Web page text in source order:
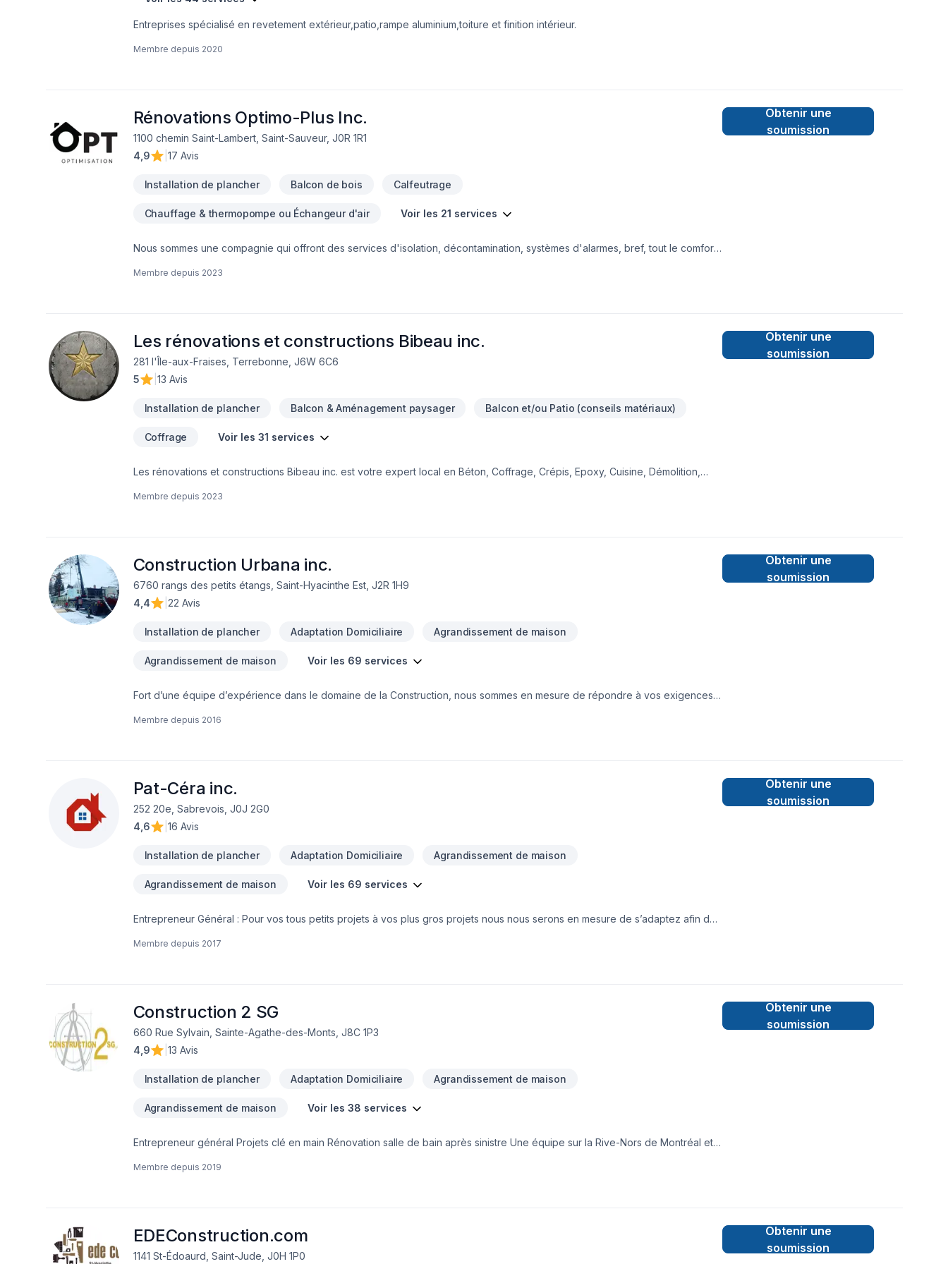
Entreprises spécialisé en revetement extérieur,patio,rampe aluminium,toiture et finition intérieur.
Membre depuis 2020
Rénovations Optimo-Plus Inc.
1100 chemin Saint-Lambert, Saint-Sauveur, J0R 1R1
4,9
17 Avis
Installation de plancher Balcon de bois Calfeutrage
Chauffage & thermopompe ou Échangeur d'air Voir les 21 services
Nous sommes une compagnie qui offront des services d'isolation, décontamination, systèmes d'alarmes, bref, tout le comfort
Membre depuis 2023
Obtenir une
soumission
Les rénovations et constructions Bibeau inc.
281 l'Île-aux-Fraises, Terrebonne, J6W 6C6
5
13 Avis
Installation de plancher Balcon & Aménagement paysager Balcon et/ou Patio (conseils matériaux)
Coffrage Voir les 31 services
Les rénovations et constructions Bibeau inc. est votre expert local en Béton, Coffrage, Crépis, Epoxy, Cuisine, Démolition,
Salle de bain, Sous-sol dans les secteurs de Centre du Québec,Lanaudière,Laurentides,Laval,Mauricie,Montérégie,Montréal,
Membre depuis 2023
Obtenir une
soumission
Construction Urbana inc.
6760 rangs des petits étangs, Saint-Hyacinthe Est, J2R 1H9
4,4
22 Avis
Installation de plancher Adaptation Domiciliaire Agrandissement de maison
Agrandissement de maison Voir les 69 services
Fort d’une équipe d’expérience dans le domaine de la Construction, nous sommes en mesure de répondre à vos exigences.
résidentiel ou commercial de manière efficace. Nous ajusterons notre horaire de travail à la vôtre, afinqu’une fois les heures
nos clients, afin de gagner et garder la confiance de ceux-ci.
Membre depuis 2016
Obtenir une
soumission
Pat-Céra inc.
252 20e, Sabrevois, J0J 2G0
4,6
16 Avis
Installation de plancher Adaptation Domiciliaire Agrandissement de maison
Agrandissement de maison Voir les 69 services
Entrepreneur Général : Pour vos tous petits projets à vos plus gros projets nous nous serons en mesure de s’adaptez afin de
Membre depuis 2017
Obtenir une
soumission
Construction 2 SG
660 Rue Sylvain, Sainte-Agathe-des-Monts, J8C 1P3
4,9
13 Avis
Installation de plancher Adaptation Domiciliaire Agrandissement de maison
Agrandissement de maison Voir les 38 services
Entrepreneur général Projets clé en main Rénovation salle de bain après sinistre Une équipe sur la Rive-Nors de Montréal et
Membre depuis 2019
Obtenir une
soumission
EDEConstruction.com
1141 St-Édoaurd, Saint-Jude, J0H 1P0
Obtenir une
soumission